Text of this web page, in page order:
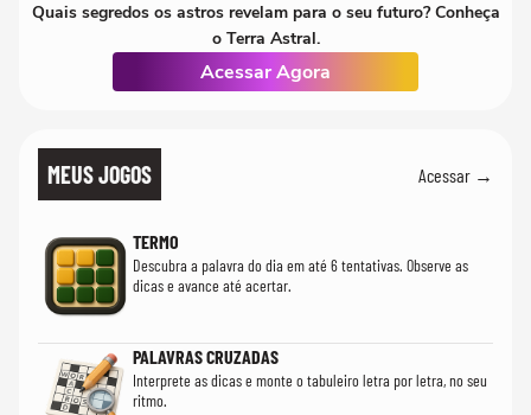
Quais segredos os astros revelam para o seu futuro? Conheça
o Terra Astral.
Acessar Agora
MEUS JOGOS Acessar →
TERMO
Descubra a palavra do dia em até 6 tentativas. Observe as
dicas e avance até acertar.
PALAVRAS CRUZADAS
Interprete as dicas e monte o tabuleiro letra por letra, no seu
ritmo.